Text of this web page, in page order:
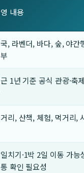
내용
, 라벤더, 바다, 숲, 야간
1년 기준 공식 관광·축
리, 산책, 체험, 먹거리,
치기·1박 2일 이동 가능
확인 필요성